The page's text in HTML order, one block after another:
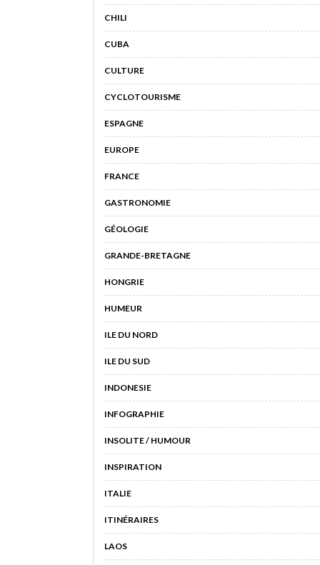
CHILI
CUBA
CULTURE
CYCLOTOURISME
ESPAGNE
EUROPE
FRANCE
GASTRONOMIE
GÉOLOGIE
GRANDE-BRETAGNE
HONGRIE
HUMEUR
ILE DU NORD
ILE DU SUD
INDONESIE
INFOGRAPHIE
INSOLITE / HUMOUR
INSPIRATION
ITALIE
ITINÉRAIRES
LAOS